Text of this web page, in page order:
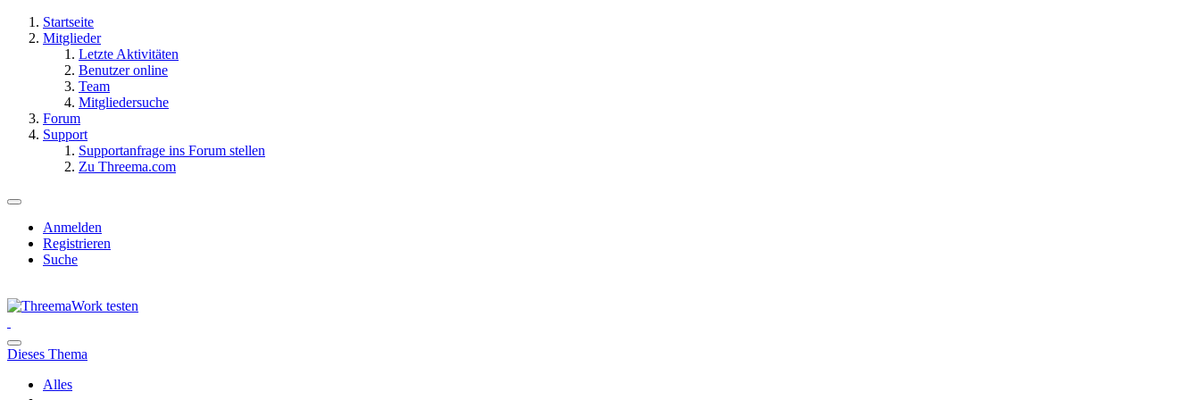
Startseite
Mitglieder
Letzte Aktivitäten
Benutzer online
Team
Mitgliedersuche
Forum
Support
Supportanfrage ins Forum stellen
Zu Threema.com
Anmelden
Registrieren
Suche
Dieses Thema
Alles